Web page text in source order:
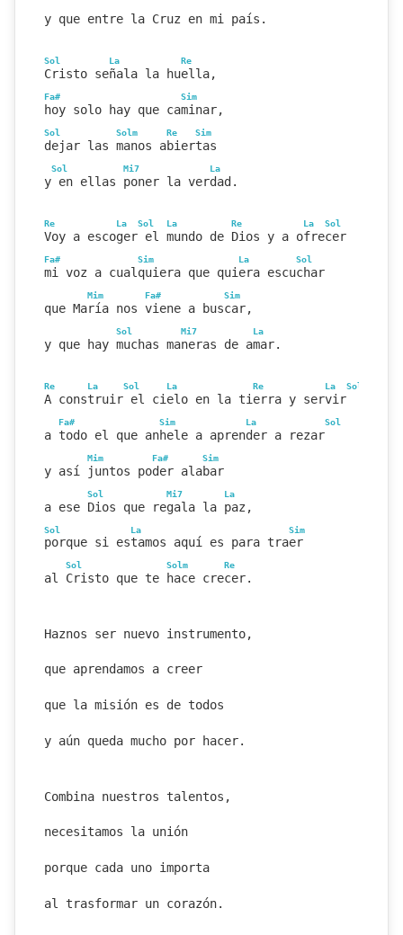
y que entre la Cruz en mi país.
Sol La Re
Cristo señala la huella,
Fa# Sim
hoy solo hay que caminar,
Sol Solm Re Sim
dejar las manos abiertas
Sol Mi7 La
y en ellas poner la verdad.
Re La Sol La Re La Sol
Voy a escoger el mundo de Dios y a ofrecer
Fa# Sim La Sol
mi voz a cualquiera que quiera escuchar
Mim Fa# Sim
que María nos viene a buscar,
Sol Mi7 La
y que hay muchas maneras de amar.
Re La Sol La Re La Sol
A construir el cielo en la tierra y servir
Fa# Sim La Sol
a todo el que anhele a aprender a rezar
Mim Fa# Sim
y así juntos poder alabar
Sol Mi7 La
a ese Dios que regala la paz,
Sol La Sim
porque si estamos aquí es para traer
Sol Solm Re
al Cristo que te hace crecer.
Haznos ser nuevo instrumento,
que aprendamos a creer
que la misión es de todos
y aún queda mucho por hacer.
Combina nuestros talentos,
necesitamos la unión
porque cada uno importa
al trasformar un corazón.